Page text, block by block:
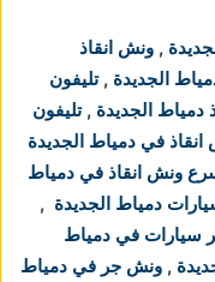
, ونش انقاذ
الجديدة ,تليفون
دمياط الجديدة ,تليفون
في دمياط الجديدة
ونش انقاذ في دمياط
دمياط الجديدة ,
سيارات في دمياط
, ونش جر في دمياط